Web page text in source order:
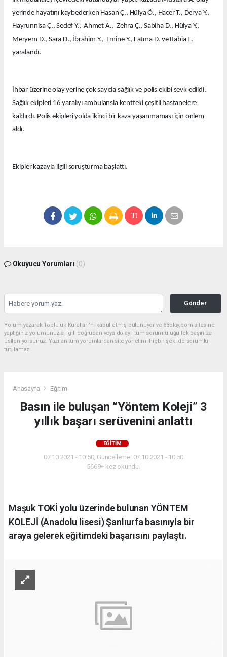
yerinde hayatını kaybederken Hasan Ç., Hülya Ö., Hacer T., Derya Y.,
Hayrunnisa Ç., Sedef Y., Ahmet A., Zehra Ç., Sabiha D., Hülya Y.,
Meryem D., Sara D., İbrahim Y., Emine Y., Fatma D. ve Rabia E.
yaralandı.
İhbar üzerine olay yerine çok sayıda sağlık ve polis ekibi sevk edildi.
Sağlık ekipleri 16 yaralıyı ambulansla kentteki çeşitli hastanelere
kaldırdı. Polis ekipleri yolda ikinci bir kaza yaşanmaması için önlem
aldı.
Ekipler kazayla ilgili soruşturma başlattı.
Okuyucu Yorumları (0)
Gönder
Yorum yazarak Topluluk Kuralları’nı kabul etmiş bulunuyor ve 63olay.com sitesine
yaptığınız yorumunuzla ilgili doğrudan veya dolaylı tüm sorumluluğu tek başınıza
üstleniyorsunuz. Yazılan tüm yorumlardan site yönetimi hiçbir şekilde sorumlu
tutulamaz.
Anasayfa Eğitim
Basın ile buluşan “Yöntem Koleji” 3
yıllık başarı serüvenini anlattı
EĞITIM
07.10.2021 - 10:50, Güncelleme: 07.10.2021 - 10:50
5669+ kez okundu.
Maşuk TOKİ yolu üzerinde bulunan YÖNTEM
KOLEJİ (Anadolu lisesi) Şanlıurfa basınıyla bir
araya gelerek eğitimdeki başarısını paylaştı.